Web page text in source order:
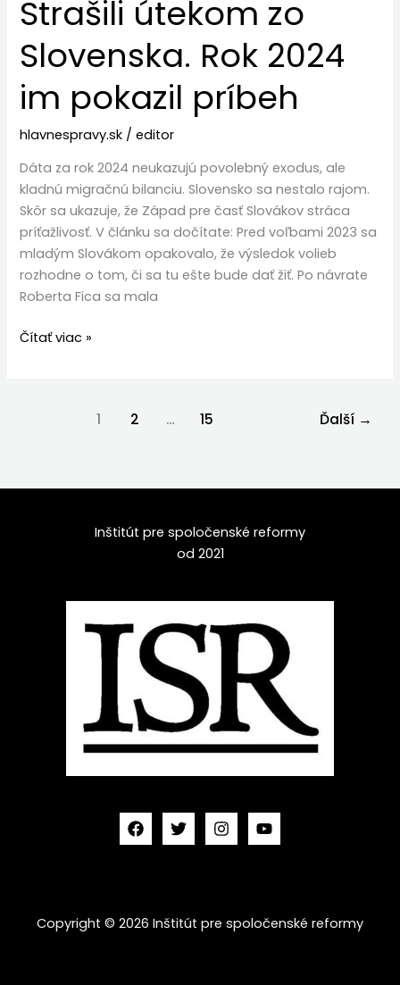
Strašili útekom zo
Slovenska. Rok 2024
im pokazil príbeh
hlavnespravy.sk /editor
Dáta za rok 2024 neukazujú povolebný exodus, ale
kladnú migračnú bilanciu. Slovensko sa nestalo rajom.
Skôr sa ukazuje, že Západ pre časť Slovákov stráca
príťažlivosť. V článku sa dočítate: Pred voľbami 2023 sa
mladým Slovákom opakovalo, že výsledok volieb
rozhodne o tom, či sa tu ešte bude dať žiť. Po návrate
Roberta Fica sa mala
Čítať viac »
1 2 … 15 Ďalší →
Inštitút pre spoločenské reformy
od 2021
Copyright © 2026 Inštitút pre spoločenské reformy